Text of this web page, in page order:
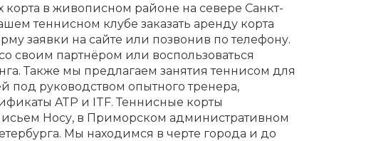
корта в живописном районе на севере Санкт-
теннисном клубе заказать аренду корта
заявки на сайте или позвонив по телефону.
своим партнёром или воспользоваться
Также мы предлагаем занятия теннисом для
под руководством опытного тренера,
ATP и ITF. Теннисные корты
Носу, в Приморском административном
Мы находимся в черте города и до